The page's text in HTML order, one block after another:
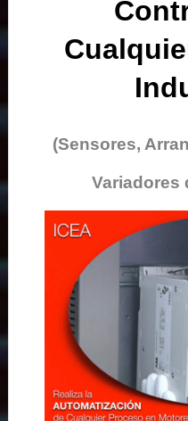
(Sensores,
Variadores